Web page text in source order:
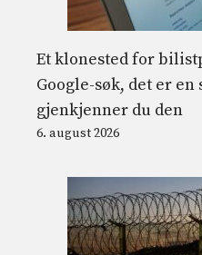
Et klonested for
Google-søk, det er
gjenkjenner du den
6. august 2026